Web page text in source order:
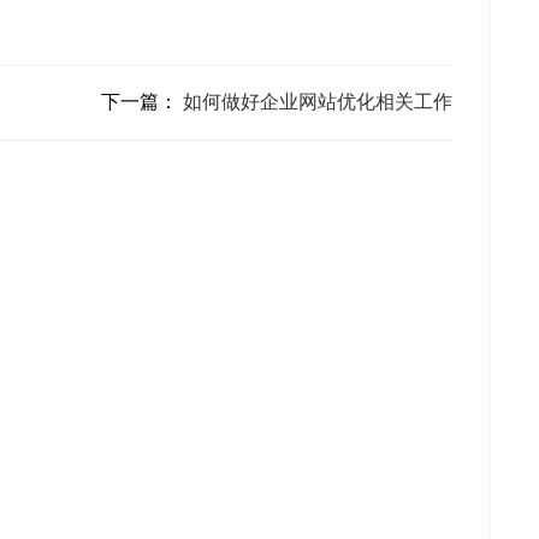
下一篇： 如何做好企业网站优化相关工作